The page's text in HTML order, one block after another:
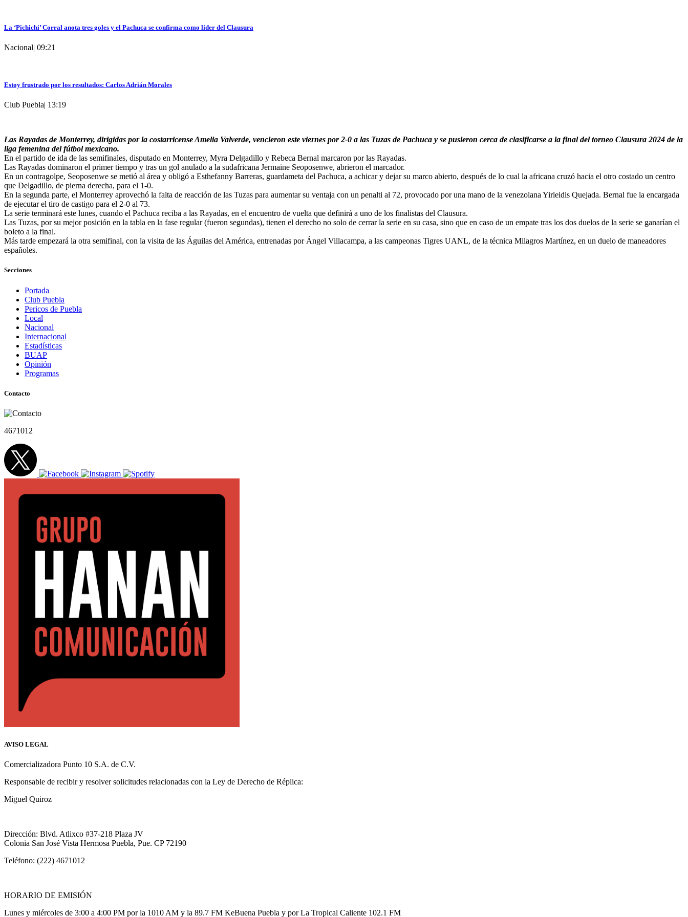
La ‘Pichichi’ Corral anota tres goles y el Pachuca se confirma como líder del Clausura
Nacional| 09:21
Estoy frustrado por los resultados: Carlos Adrián Morales
Club Puebla| 13:19
Las Rayadas de Monterrey, dirigidas por la costarricense Amelia Valverde, vencieron este viernes por 2-0 a las Tuzas de Pachuca y se pusieron cerca de clasificarse a la final del torneo Clausura 2024 de la
liga femenina del fútbol mexicano.
En el partido de ida de las semifinales, disputado en Monterrey, Myra Delgadillo y Rebeca Bernal marcaron por las Rayadas.
Las Rayadas dominaron el primer tiempo y tras un gol anulado a la sudafricana Jermaine Seoposenwe, abrieron el marcador.
En un contragolpe, Seoposenwe se metió al área y obligó a Esthefanny Barreras, guardameta del Pachuca, a achicar y dejar su marco abierto, después de lo cual la africana cruzó hacia el otro costado un centro
que Delgadillo, de pierna derecha, para el 1-0.
En la segunda parte, el Monterrey aprovechó la falta de reacción de las Tuzas para aumentar su ventaja con un penalti al 72, provocado por una mano de la venezolana Yirleidis Quejada. Bernal fue la encargada
de ejecutar el tiro de castigo para el 2-0 al 73.
La serie terminará este lunes, cuando el Pachuca reciba a las Rayadas, en el encuentro de vuelta que definirá a uno de los finalistas del Clausura.
Las Tuzas, por su mejor posición en la tabla en la fase regular (fueron segundas), tienen el derecho no solo de cerrar la serie en su casa, sino que en caso de un empate tras los dos duelos de la serie se ganarían el
boleto a la final.
Más tarde empezará la otra semifinal, con la visita de las Águilas del América, entrenadas por Ángel Villacampa, a las campeonas Tigres UANL, de la técnica Milagros Martínez, en un duelo de maneadores
españoles.
Secciones
Portada
Club Puebla
Pericos de Puebla
Local
Nacional
Internacional
Estadísticas
BUAP
Opinión
Programas
Contacto
4671012
AVISO LEGAL
Comercializadora Punto 10 S.A. de C.V.
Responsable de recibir y resolver solicitudes relacionadas con la Ley de Derecho de Réplica:
Miguel Quiroz
Dirección: Blvd. Atlixco #37-218 Plaza JV
Colonia San José Vista Hermosa Puebla, Pue. CP 72190
Teléfono: (222) 4671012
HORARIO DE EMISIÓN
Lunes y miércoles de 3:00 a 4:00 PM por la 1010 AM y la 89.7 FM KeBuena Puebla y por La Tropical Caliente 102.1 FM